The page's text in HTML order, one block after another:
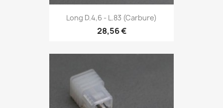
Long D.4,6 - L.83 (Carbure)
28,56 €